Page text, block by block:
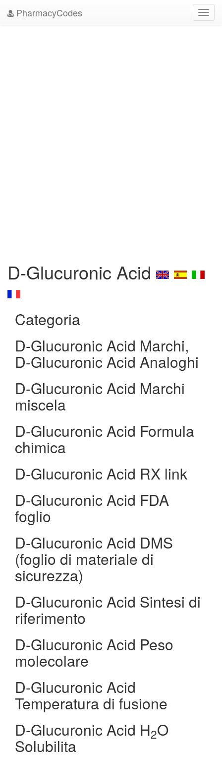
PharmacyCodes
D-Glucuronic Acid
Categoria
D-Glucuronic Acid Marchi,
D-Glucuronic Acid Analoghi
D-Glucuronic Acid Marchi
miscela
D-Glucuronic Acid Formula
chimica
D-Glucuronic Acid RX link
D-Glucuronic Acid FDA
foglio
D-Glucuronic Acid DMS
(foglio di materiale di
sicurezza)
D-Glucuronic Acid Sintesi di
riferimento
D-Glucuronic Acid Peso
molecolare
D-Glucuronic Acid
Temperatura di fusione
D-Glucuronic Acid H2O
Solubilita